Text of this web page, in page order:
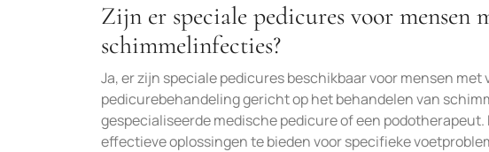
Zijn er speciale pedicures voor mensen
schimmelinfecties?
Ja, er zijn speciale pedicures beschikbaar voor mensen
pedicurebehandeling gericht op het behandelen van
gespecialiseerde medische pedicure of een
effectieve oplossingen te bieden voor specifieke